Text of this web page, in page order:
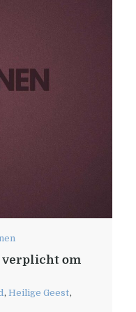
verplicht om
,Heilige Geest,